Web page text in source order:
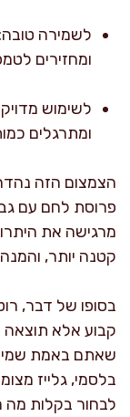
לשמירה
ומחזירים
לשימוש
ומתרגלים
הצמצום הזה
פרוסת לחם עם
מרגישה את
קטנה יותר,
בסופו של דבר,
קבוע אלא תוצאה
שאתם באמת
בלסמי, גלייז
לבחור בקלות מה